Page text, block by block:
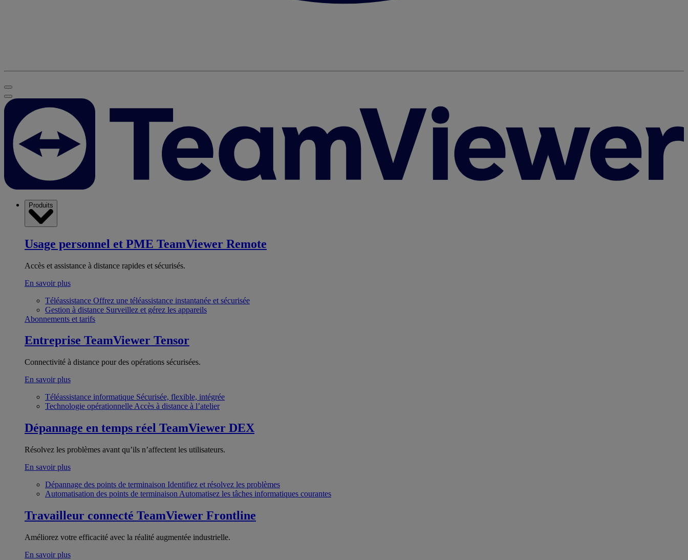
Produits
Usage personnel et PME TeamViewer Remote
Accès et assistance à distance rapides et sécurisés.
En savoir plus
Téléassistance Offrez une téléassistance instantanée et sécurisée
Gestion à distance Surveillez et gérez les appareils
Abonnements et tarifs
Entreprise TeamViewer Tensor
Connectivité à distance pour des opérations sécurisées.
En savoir plus
Téléassistance informatique Sécurisée, flexible, intégrée
Technologie opérationnelle Accès à distance à l’atelier
Dépannage en temps réel TeamViewer DEX
Résolvez les problèmes avant qu’ils n’affectent les utilisateurs.
En savoir plus
Dépannage des points de terminaison Identifiez et résolvez les problèmes
Automatisation des points de terminaison Automatisez les tâches informatiques courantes
Travailleur connecté TeamViewer Frontline
Améliorez votre efficacité avec la réalité augmentée industrielle.
En savoir plus